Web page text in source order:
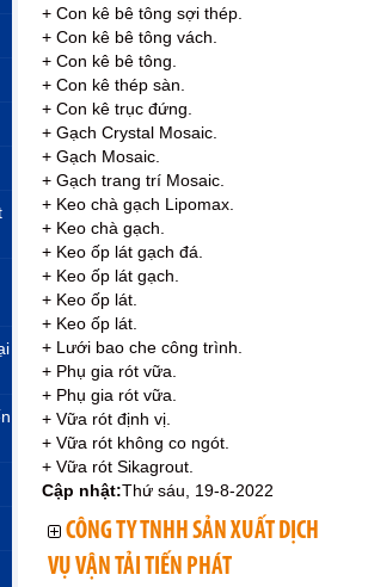
+ Con kê bê tông sợi thép.
+ Con kê bê tông vách.
+ Con kê bê tông.
+ Con kê thép sàn.
+ Con kê trục đứng.
+ Gạch Crystal Mosaic.
+ Gạch Mosaic.
+ Gạch trang trí Mosaic.
+ Keo chà gạch Lipomax.
+ Keo chà gạch.
+ Keo ốp lát gạch đá.
+ Keo ốp lát gạch.
+ Keo ốp lát.
+ Keo ốp lát.
+ Lưới bao che công trình.
+ Phụ gia rót vữa.
+ Phụ gia rót vữa.
+ Vữa rót định vị.
+ Vữa rót không co ngót.
+ Vữa rót Sikagrout.
Cập nhật:Thứ sáu, 19-8-2022
CÔNG TY TNHH SẢN XUẤT DỊCH
VỤ VẬN TẢI TIẾN PHÁT